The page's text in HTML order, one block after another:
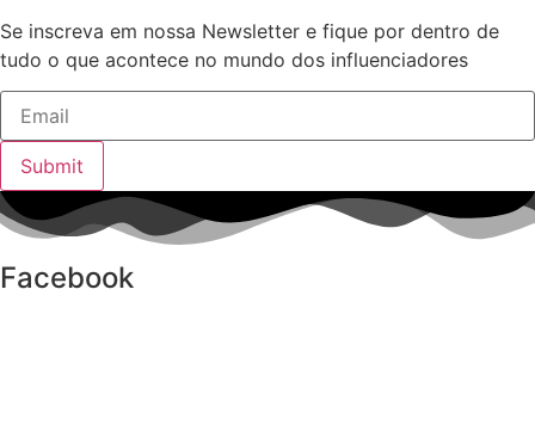
Se inscreva em nossa Newsletter e fique por dentro de
tudo o que acontece no mundo dos influenciadores
Submit
Facebook